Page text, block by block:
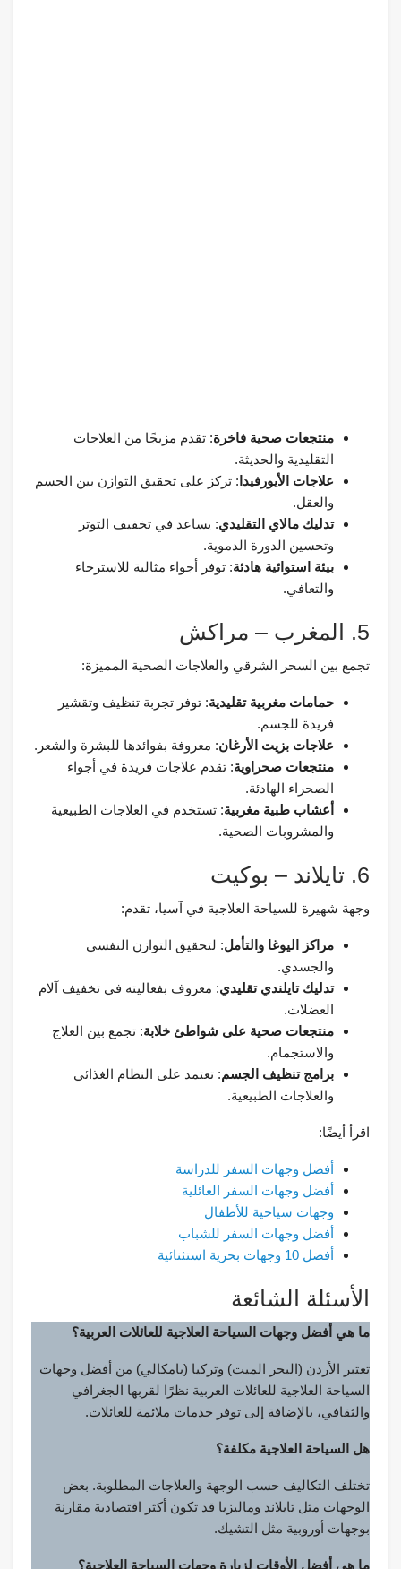
منتجعات صحية فاخرة: تقدم مزيجًا من العلاجات
التقليدية والحديثة.
علاجات الأيورفيدا : تركز على تحقيق التوازن بين الجسم
والعقل.
تدليك مالاي التقليدي: يساعد في تخفيف التوتر
وتحسين الدورة الدموية.
بيئة استوائية هادئة: توفر أجواء مثالية للاسترخاء
والتعافي.
5. المغرب – مراكش
تجمع بين السحر الشرقي والعلاجات الصحية المميزة:
حمامات مغربية تقليدية: توفر تجربة تنظيف وتقشير
فريدة للجسم.
علاجات بزيت الأرغان: معروفة بفوائدها للبشرة والشعر.
منتجعات صحراوية: تقدم علاجات فريدة في أجواء
الصحراء الهادئة.
أعشاب طبية مغربية: تستخدم في العلاجات الطبيعية
والمشروبات الصحية.
6. تايلاند – بوكيت
وجهة شهيرة للسياحة العلاجية في آسيا، تقدم:
مراكز اليوغا والتأمل: لتحقيق التوازن النفسي
والجسدي.
تدليك تايلندي تقليدي: معروف بفعاليته في تخفيف آلام
العضلات.
منتجعات صحية على شواطئ خلابة: تجمع بين العلاج
والاستجمام.
برامج تنظيف الجسم: تعتمد على النظام الغذائي
والعلاجات الطبيعية.
اقرأ أيضًا:
أفضل وجهات السفر للدراسة
أفضل وجهات السفر العائلية
وجهات سياحية للأطفال
أفضل وجهات السفر للشباب
أفضل 10 وجهات بحرية استثنائية
الأسئلة الشائعة
ما هي أفضل وجهات السياحة العلاجية للعائلات العربية؟
تعتبر الأردن (البحر الميت) وتركيا (بامكالي) من أفضل وجهات
السياحة العلاجية للعائلات العربية نظرًا لقربها الجغرافي
والثقافي، بالإضافة إلى توفر خدمات ملائمة للعائلات.
هل السياحة العلاجية مكلفة؟
تختلف التكاليف حسب الوجهة والعلاجات المطلوبة. بعض
الوجهات مثل تايلاند وماليزيا قد تكون أكثر اقتصادية مقارنة
بوجهات أوروبية مثل التشيك.
ما هي أفضل الأوقات لزيارة وجهات السياحة العلاجية؟